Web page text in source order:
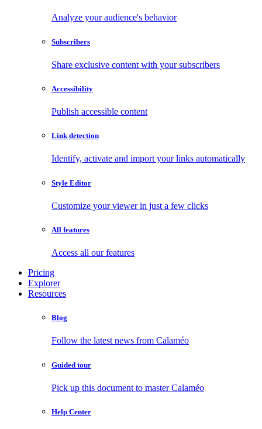
Analyze your audience's behavior
Subscribers
Share exclusive content with your subscribers
Accessibility
Publish accessible content
Link detection
Identify, activate and import your links automatically
Style Editor
Customize your viewer in just a few clicks
All features
Access all our features
Pricing
Explorer
Resources
Blog
Follow the latest news from Calaméo
Guided tour
Pick up this document to master Calaméo
Help Center